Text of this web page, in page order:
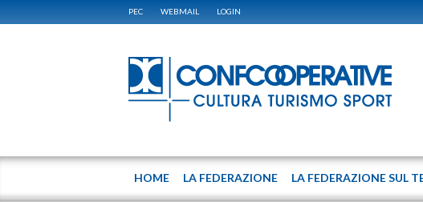
PEC WEBMAIL LOGIN
HOME LA FEDERAZIONE LA FEDERAZIONE SUL